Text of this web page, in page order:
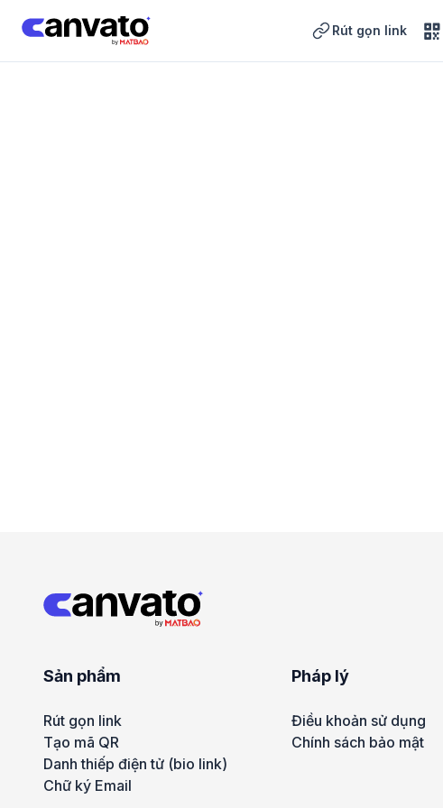
Rút gọn link
Sản phẩm
Rút gọn link
Tạo mã QR
Danh thiếp điện tử (bio link)
Chữ ký Email
Pháp lý
Điều khoản sử dụng
Chính sách bảo mật